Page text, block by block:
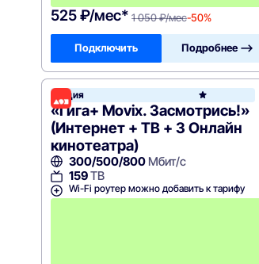
525 ₽/мес* 1 050 ₽/мес-50%
Подключить Подробнее —>
Акция
«Гига+ Movix. Засмотрись!»
(Интернет + ТВ + 3 Онлайн
кинотеатра)
300/500/800Мбит/с
159ТВ
Wi-Fi роутер можно добавить к тарифу